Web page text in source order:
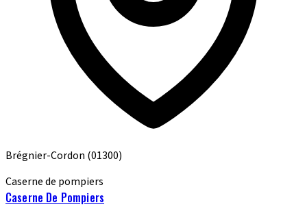
Brégnier-Cordon (01300)
Caserne de pompiers
Caserne De Pompiers